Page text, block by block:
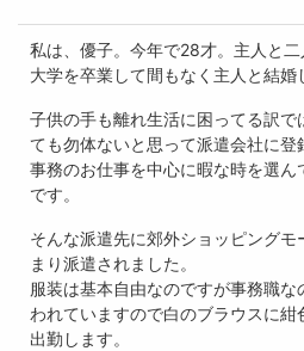
私は、優子。今年で28才。主人と二
大学を卒業して間もなく主人と結婚
子供の手も離れ生活に困ってる訳
ても勿体ないと思って派遣会社に登
事務のお仕事を中心に暇な時を選
です。
そんな派遣先に郊外ショッピング
まり派遣されました。
服装は基本自由なのですが事務職
われていますので白のブラウスに
出勤します。